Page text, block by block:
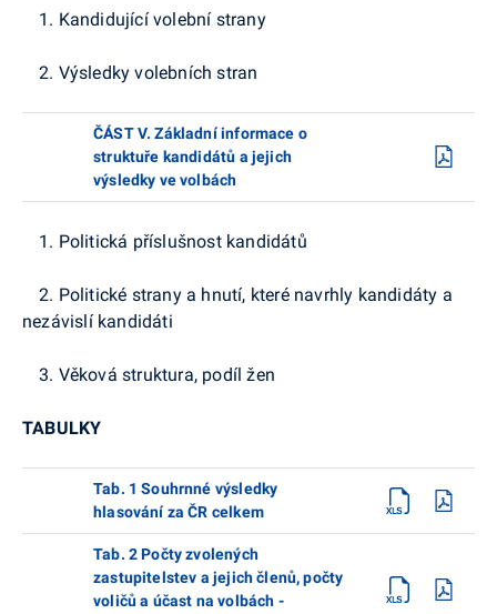
1. Kandidující volební strany
2. Výsledky volebních stran
ČÁST V. Základní informace o
struktuře kandidátů a jejich
výsledky ve volbách
1. Politická příslušnost kandidátů
2. Politické strany a hnutí, které navrhly kandidáty a
nezávislí kandidáti
3. Věková struktura, podíl žen
TABULKY
Tab. 1 Souhrnné výsledky
hlasování za ČR celkem
Tab. 2 Počty zvolených
zastupitelstev a jejich členů, počty
voličů a účast na volbách -